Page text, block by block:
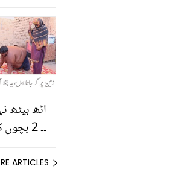
کھانے کے
اٹھ بیٹھ
۔۔ 2
ARTICLES